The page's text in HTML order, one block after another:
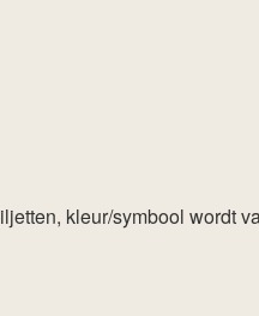
kleur/symbool wordt